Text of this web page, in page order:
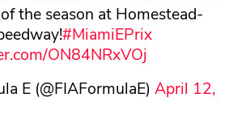
the season at Homestead-
#MiamiEPrix
ON84NRxVOj
E (@FIAFormulaE) April 12,